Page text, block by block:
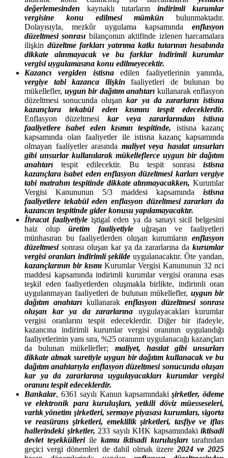
değerlemesinden kaynaklı tutarların indirimli kurumlar
vergisine konu edilmesi mümkün bulunmaktadır.
Dolayısıyla, mezkûr uygulama kapsamında enflasyon
düzeltmesi sonrası bilançonun aktifinde izlenen harcamalara
ilişkin düzeltme farkları yatırıma katkı tutarının hesabında
dikkate alınmayacak ve bu farklar indirimli kurumlar
vergisi uygulamasına konu edilmeyecektir.
Kazancı vergiden istisnaedilen faaliyetlerinin yanında,
vergiye tabi kazanca ilişkin faaliyetleri de bulunan bu
mükellefler, uygun bir dağıtım anahtarı kullanarak enflasyon
düzeltmesi sonucunda oluşankar ya da zararların istisna
kazançlara tekabül eden kısmını tespit edeceklerdir.
Enflasyon düzeltmesi kar veya zararlarından istisna
faaliyetlere isabet eden kısmın tespitinde, istisna kazanç
kapsamında olan faaliyetler ile istisna kazanç kapsamında
olmayan faaliyetler arasında maliyet veya hasılat unsurları
gibi unsurlar kullanılarak mükelleflerce uygun bir dağıtım
anahtarı tespit edilecektir. Bu tespit sonrası istisna
kazançlara isabet eden enflasyon düzeltmesi karları vergiye
tabi matrahın tespitinde dikkate alınmayacakken, Kurumlar
Vergisi Kanununun 5/3 maddesi kapsamında istisna
faaliyetlere tekabül eden enflasyon düzeltmesi zararları da
kazancın tespitinde gider konusu yapılamayacaktır.
İhracat faaliyetiyle iştigal eden ya da sanayi sicil belgesini
haiz olupüretim faaliyetiyleuğraşan ve faaliyetleri
münhasıran bu faaliyetlerden oluşan kurumların enflasyon
düzeltmesisonrası oluşan kar ya da zararlarına da kurumlar
vergisi oranları indirimli şekilde uygulanacaktır. Öte yandan,
kazançlarının bir kısmı Kurumlar Vergisi Kanununun 32 nci
maddesi kapsamında indirimli kurumlar vergisi oranına esas
teşkil eden faaliyetlerden oluşmakla birlikte, indirimli oran
uygulanmayan faaliyetleri de bulunan mükellefler, uygun bir
dağıtım anahtarı kullanarak enflasyon düzeltmesi sonrası
oluşan kar ya da zararlarına uygulayacakları kurumlar
vergisi oranlarını tespit edeceklerdir. Diğer bir ifadeyle,
kazancına indirimli kurumlar vergisi oranının uygulandığı
faaliyetlerinin yanı sıra, %25 oranının uygulanacağı kazançları
da bulunan mükellefler; maliyet, hasılat gibi unsurları
dikkate almak suretiyle uygun bir dağıtım kullanacak ve bu
dağıtım anahtarıyla enflasyon düzeltmesi sonucunda oluşan
kar ya da zararlarına uygulayacakları kurumlar vergisi
oranını tespit edeceklerdir.
Bankalar, 6361 sayılı Kanun kapsamındaki şirketler, ödeme
ve elektronik para kuruluşları, yetkili döviz müesseseleri,
varlık yönetim şirketleri, sermaye piyasası kurumları, sigorta
ve reasürans şirketleri, emeklilik şirketleri, tasfiye ve iflas
hallerindeki şirketler, 233 sayılı KHK kapsamındaki iktisadi
devlet teşekkülleriile kamu iktisadi kuruluşları tarafından
geçici vergi dönemleri de dahil olmak üzere 2024 ve 2025